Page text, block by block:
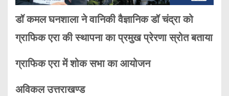
डॉ कमल घनशाला ने वानिकी वैज्ञानिक डॉ चंद्रा को
ग्राफिक एरा की स्थापना का प्रमुख प्रेरणा स्रोत बताया
ग्राफिक एरा में शोक सभा का आयोजन
अविकल उत्तराखण्ड